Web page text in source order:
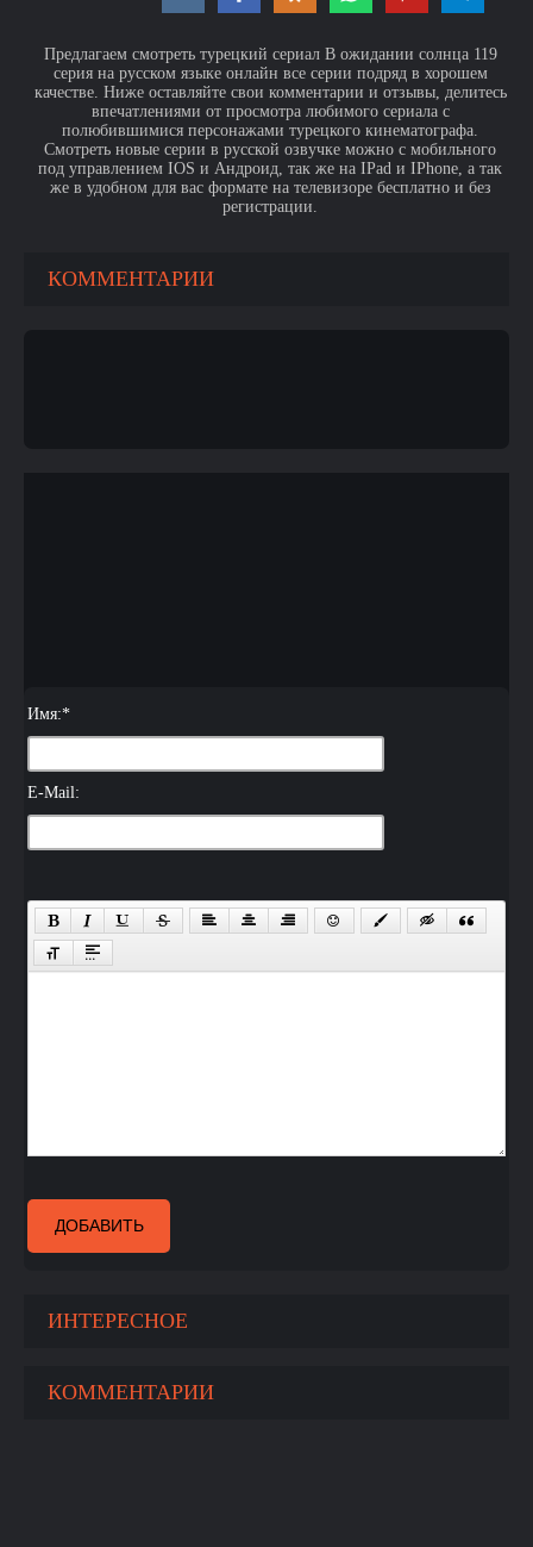
Предлагаем смотреть турецкий сериал В ожидании солнца 119
серия на русском языке онлайн все серии подряд в хорошем
качестве. Ниже оставляйте свои комментарии и отзывы, делитесь
впечатлениями от просмотра любимого сериала с
полюбившимися персонажами турецкого кинематографа.
Смотреть новые серии в русской озвучке можно с мобильного
под управлением IOS и Андроид, так же на IPad и IPhone, а так
же в удобном для вас формате на телевизоре бесплатно и без
регистрации.
КОММЕНТАРИИ
Имя:*
E-Mail:
ДОБАВИТЬ
ИНТЕРЕСНОЕ
КОММЕНТАРИИ